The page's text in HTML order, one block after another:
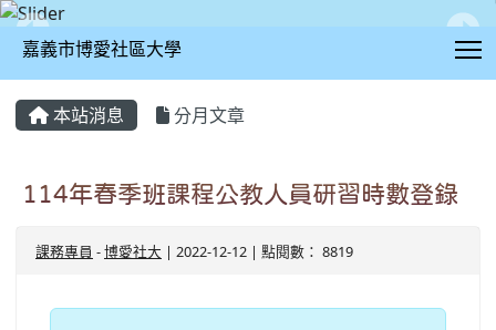
嘉義市博愛社區大學
本站消息 分月文章
114年春季班課程公教人員研習時數登錄
課務專員 -博愛社大 | 2022-12-12 | 點閱數： 8819